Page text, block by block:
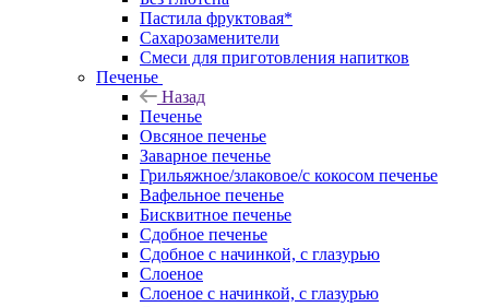
Пастила фруктовая*
Сахарозаменители
Смеси для приготовления напитков
Печенье
Назад
Печенье
Овсяное печенье
Заварное печенье
Грильяжное/злаковое/с кокосом печенье
Вафельное печенье
Бисквитное печенье
Сдобное печенье
Сдобное с начинкой, с глазурью
Слоеное
Слоеное с начинкой, с глазурью